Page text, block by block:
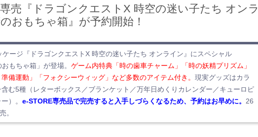
売『ドラゴンクエストX 時空の迷い子たち オンラ
おもちゃ箱』が予約開始！
ケージ『ドラゴンクエストX 時空の迷い子たち オンライン』にスペシャル
もちゃ箱」が登場。 ゲーム内特典「時の歯車チャーム」「時の妖精プリズム」
準備運動」「フォクシーウィッグ」など多数のアイテム付き。 現実グッズはカラ
含む5種（レターボックス／ブランケット／万年日めくりカレンダー／キューロピ
）。 e-STORE専売品で完売すると入手しづらくなるため、予約はお早めに。 26
。